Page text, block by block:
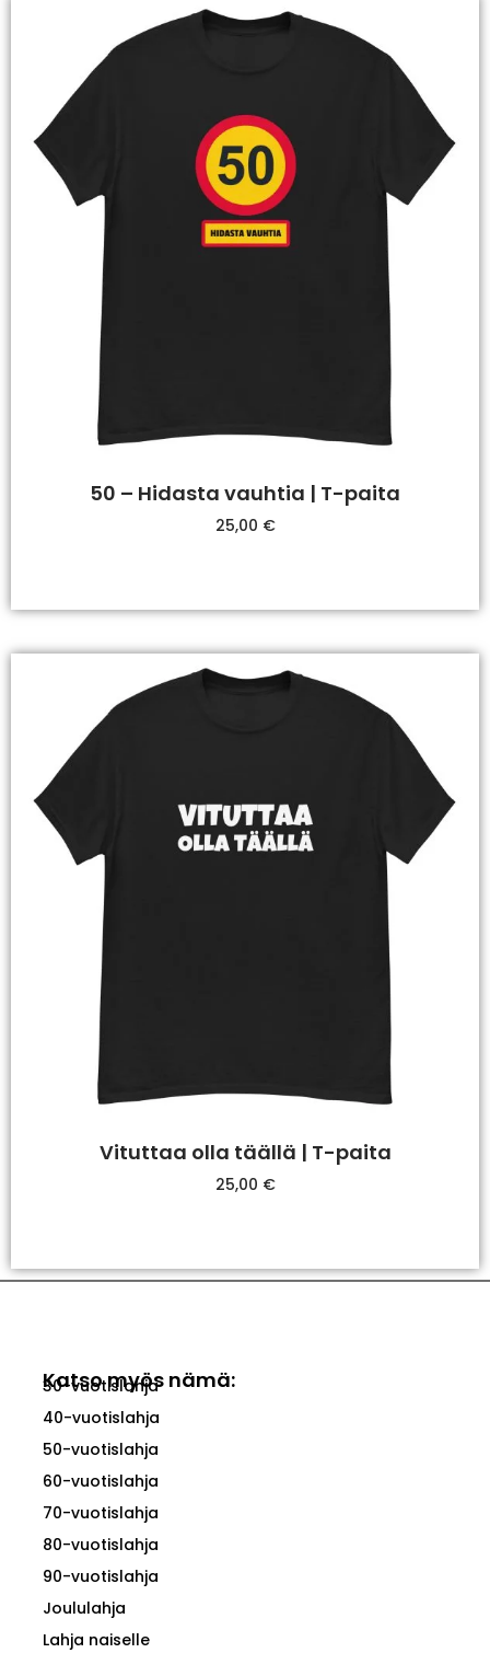
50 – Hidasta vauhtia | T-paita
25,00 €
Vituttaa olla täällä | T-paita
25,00 €
Katso myös nämä:
30-vuotislahja
40-vuotislahja
50-vuotislahja
60-vuotislahja
70-vuotislahja
80-vuotislahja
90-vuotislahja
Joululahja
Lahja naiselle